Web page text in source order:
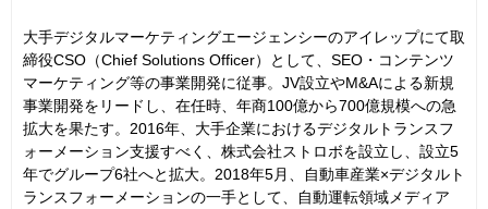
大手デジタルマーケティングエージェンシーのアイレップにて取
締役CSO（Chief Solutions Officer）として、SEO・コンテンツ
マーケティング等の事業開発に従事。JV設立やM&Aによる新規
事業開発をリードし、在任時、年商100億から700億規模への急
拡大を果たす。2016年、大手企業におけるデジタルトランスフ
ォーメーション支援すべく、株式会社ストロボを設立し、設立5
年でグループ6社へと拡大。2018年5月、自動車産業×デジタルト
ランスフォーメーションの一手として、自動運転領域メディア